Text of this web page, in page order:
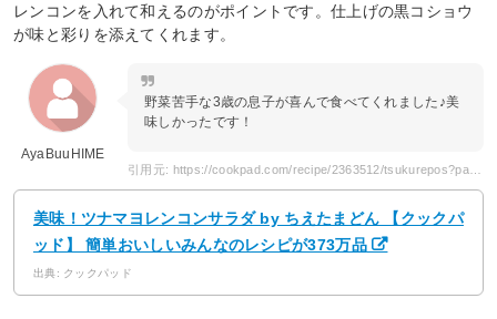
レンコンを入れて和えるのがポイントです。仕上げの黒コショウ
が味と彩りを添えてくれます。
AyaBuuHIME
野菜苦手な3歳の息子が喜んで食べてくれました♪美
味しかったです！
引用元: https://cookpad.com/recipe/2363512/tsukurepos?page=4
美味！ツナマヨレンコンサラダ by ちえたまどん 【クックパ
ッド】 簡単おいしいみんなのレシピが373万品
出典: クックパッド